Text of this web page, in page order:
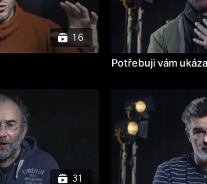
16
Potřebuji vám
31